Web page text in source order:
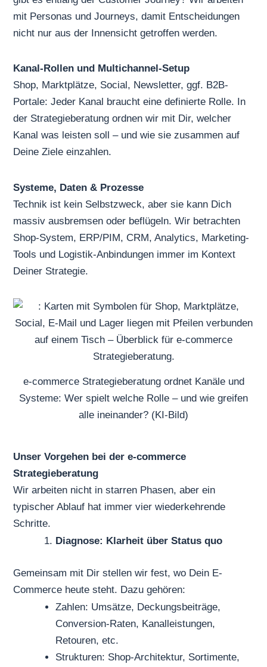
mit Personas und Journeys, damit Entscheidungen
nicht nur aus der Innensicht getroffen werden.
Kanal-Rollen und Multichannel-Setup
Shop, Marktplätze, Social, Newsletter, ggf. B2B-
Portale: Jeder Kanal braucht eine definierte Rolle. In
der Strategieberatung ordnen wir mit Dir, welcher
Kanal was leisten soll – und wie sie zusammen auf
Deine Ziele einzahlen.
Systeme, Daten & Prozesse
Technik ist kein Selbstzweck, aber sie kann Dich
massiv ausbremsen oder beflügeln. Wir betrachten
Shop-System, ERP/PIM, CRM, Analytics, Marketing-
Tools und Logistik-Anbindungen immer im Kontext
Deiner Strategie.
e-commerce Strategieberatung ordnet Kanäle und
Systeme: Wer spielt welche Rolle – und wie greifen
alle ineinander? (KI-Bild)
Unser Vorgehen bei der e-commerce
Strategieberatung
Wir arbeiten nicht in starren Phasen, aber ein
typischer Ablauf hat immer vier wiederkehrende
Schritte.
Diagnose: Klarheit über Status quo
Gemeinsam mit Dir stellen wir fest, wo Dein E-
Commerce heute steht. Dazu gehören:
Zahlen: Umsätze, Deckungsbeiträge,
Conversion-Raten, Kanalleistungen,
Retouren, etc.
Strukturen: Shop-Architektur, Sortimente,